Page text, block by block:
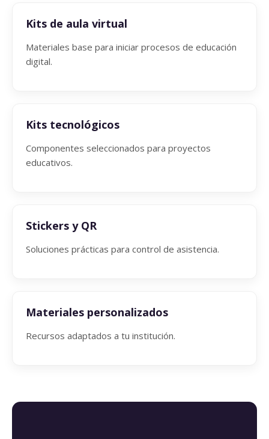
Kits de aula virtual
Materiales base para iniciar procesos de educación
digital.
Kits tecnológicos
Componentes seleccionados para proyectos
educativos.
Stickers y QR
Soluciones prácticas para control de asistencia.
Materiales personalizados
Recursos adaptados a tu institución.